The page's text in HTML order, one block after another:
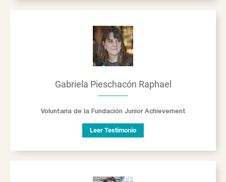
Gabriela Pieschacón Raphael
Voluntaria de la Fundación Junior Achievement
Leer Testimonio